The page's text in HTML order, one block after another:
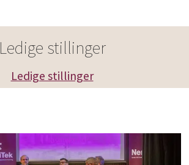
Ledige stillinger
Ledige stillinger